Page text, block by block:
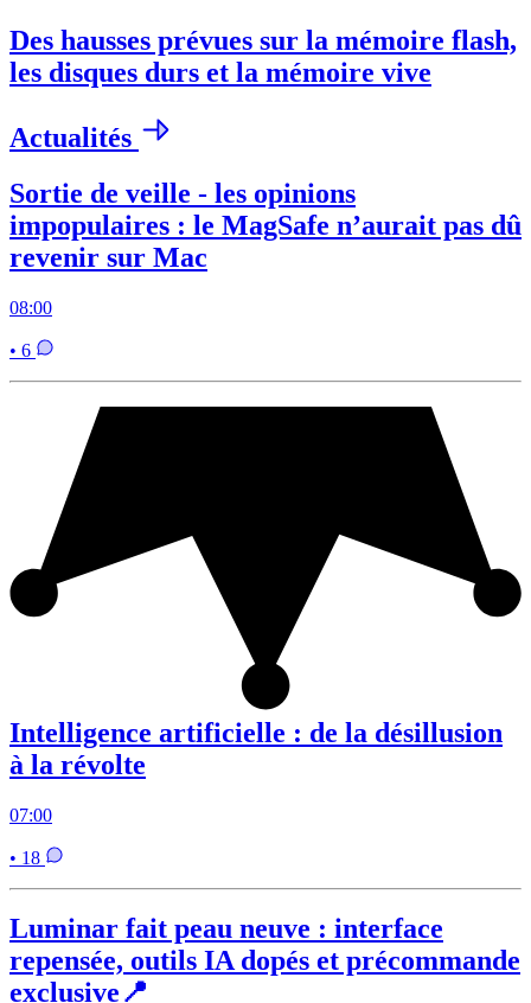
Des hausses prévues sur la mémoire flash,
les disques durs et la mémoire vive
Actualités
Sortie de veille - les opinions
impopulaires : le MagSafe n’aurait pas dû
revenir sur Mac
08:00
• 6
Intelligence artificielle : de la désillusion
à la révolte
07:00
• 18
Luminar fait peau neuve : interface
repensée, outils IA dopés et précommande
exclusive📍